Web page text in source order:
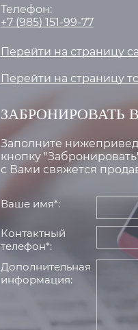
Телефон:
+7 (985) 151-99-77
Перейти на страницу
Перейти на страницу
ЗАБРОНИРОВАТЬ
Заполните
кнопку
с Вами свяжется
Ваше имя*:
Контактный
телефон*:
Дополнительная
информация: